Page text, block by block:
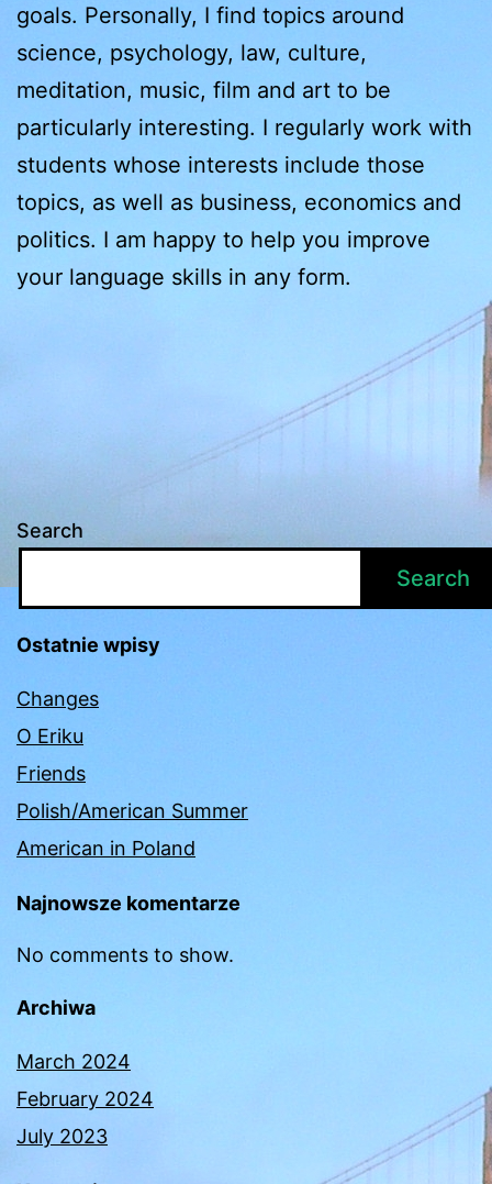
goals. Personally, I find topics around
science, psychology, law, culture,
meditation, music, film and art to be
particularly interesting. I regularly work with
students whose interests include those
topics, as well as business, economics and
politics. I am happy to help you improve
your language skills in any form.
Search
Search
Ostatnie wpisy
Changes
O Eriku
Friends
Polish/American Summer
American in Poland
Najnowsze komentarze
No comments to show.
Archiwa
March 2024
February 2024
July 2023